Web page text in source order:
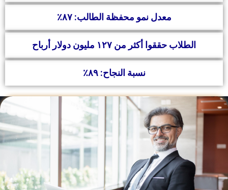
معدل نمو محفظة الطالب: ٨٧٪
الطلاب حققوا أكثر من ١٢٧ مليون دولار أرباح
نسبة النجاح: ٨٩٪